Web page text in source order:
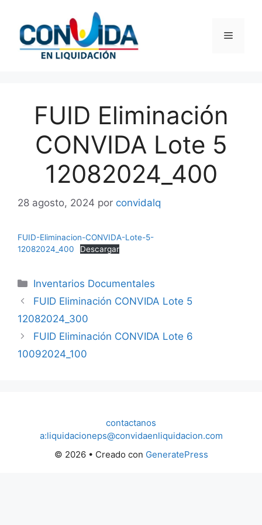
contenido
Menú
FUID Eliminación
CONVIDA Lote 5
12082024_400
28 agosto, 2024 por convidalq
FUID-Eliminacion-CONVIDA-Lote-5-
12082024_400
Descargar
Categorías
Inventarios Documentales
FUID Eliminación CONVIDA Lote 5
12082024_300
FUID Eliminación CONVIDA Lote 6
10092024_100
contactanos
a:liquidacioneps@convidaenliquidacion.com
© 2026 • Creado con GeneratePress